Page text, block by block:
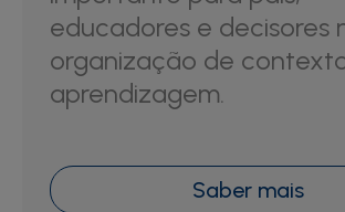
educadores e decisores
organização de
aprendizagem.
Saber mais